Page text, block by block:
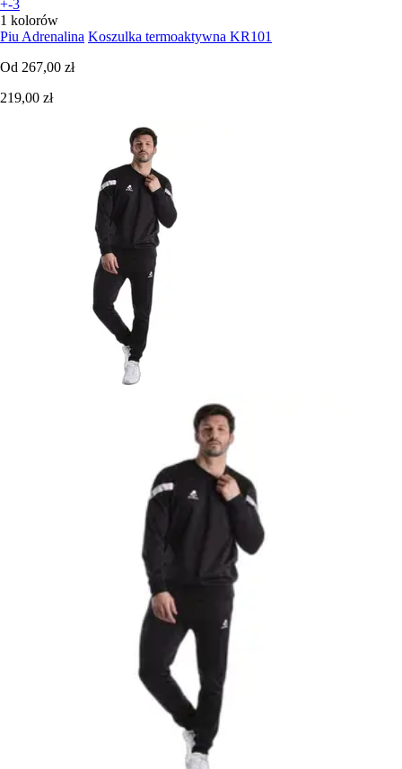
+-3
1 kolorów
Piu Adrenalina Koszulka termoaktywna KR101
Od 267,00 zł
219,00 zł